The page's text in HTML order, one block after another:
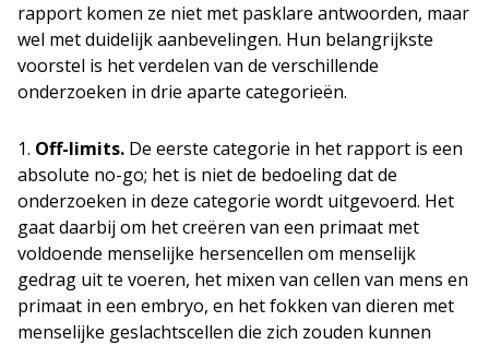
rapport komen ze niet met pasklare antwoorden, maar
wel met duidelijk aanbevelingen. Hun belangrijkste
voorstel is het verdelen van de verschillende
onderzoeken in drie aparte categorieën.
Off-limits. De eerste categorie in het rapport is een
absolute no-go; het is niet de bedoeling dat de
onderzoeken in deze categorie wordt uitgevoerd. Het
gaat daarbij om het creëren van een primaat met
voldoende menselijke hersencellen om menselijk
gedrag uit te voeren, het mixen van cellen van mens en
primaat in een embryo, en het fokken van dieren met
menselijke geslachtscellen die zich zouden kunnen